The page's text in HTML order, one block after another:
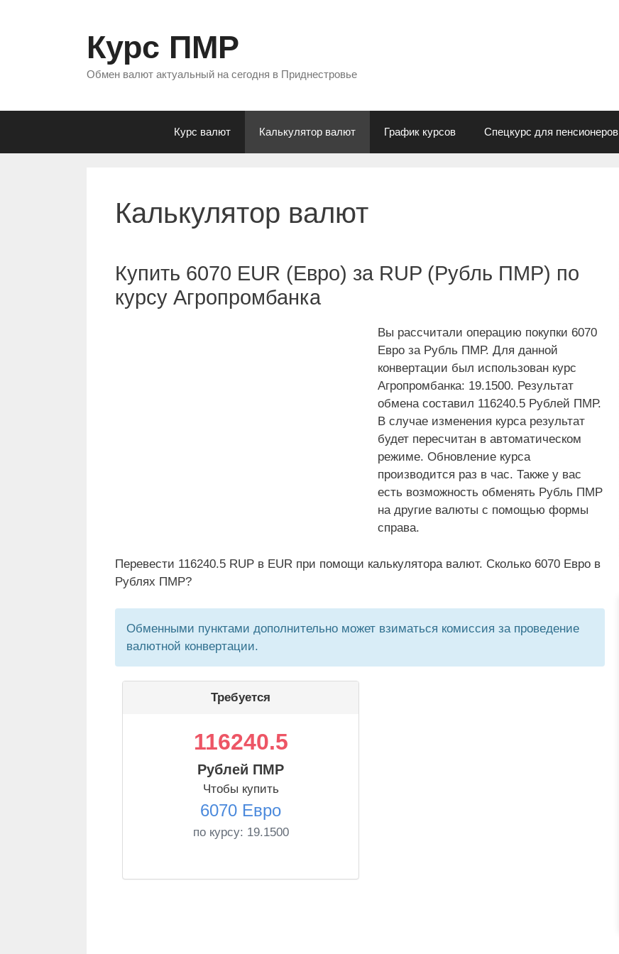
Курс ПМР
Обмен валют актуальный на сегодня в Приднестровье
Курс валют Калькулятор валют График курсов Спецкурс для пенсионеров
Калькулятор валют
Купить 6070 EUR (Евро) за RUP (Рубль ПМР) по
курсу Агропромбанка
Вы рассчитали операцию покупки 6070
Евро за Рубль ПМР. Для данной
конвертации был использован курс
Агропромбанка: 19.1500. Результат
обмена составил 116240.5 Рублей ПМР.
В случае изменения курса результат
будет пересчитан в автоматическом
режиме. Обновление курса
производится раз в час. Также у вас
есть возможность обменять Рубль ПМР
на другие валюты с помощью формы
справа.
Перевести 116240.5 RUP в EUR при помощи калькулятора валют. Сколько 6070 Евро в
Рублях ПМР?
Обменными пунктами дополнительно может взиматься комиссия за проведение
валютной конвертации.
Требуется
116240.5
Рублей ПМР
Чтобы купить
6070 Евро
по курсу: 19.1500